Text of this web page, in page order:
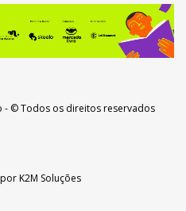
- © Todos os direitos reservados
K2M Soluções